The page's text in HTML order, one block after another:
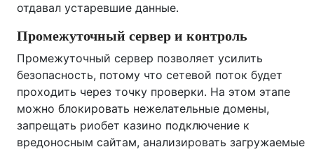
отдавал устаревшие данные.
Промежуточный сервер и контроль
Промежуточный сервер позволяет усилить
безопасность, потому что сетевой поток будет
проходить через точку проверки. На этом этапе
можно блокировать нежелательные домены,
запрещать риобет казино подключение к
вредоносным сайтам, анализировать загружаемые